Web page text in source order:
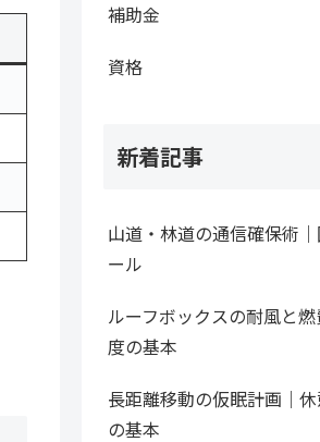
補助金
資格
新着記事
山道・林道の通信確保術
ール
ルーフボックスの耐風と
度の基本
長距離移動の仮眠計画｜
の基本